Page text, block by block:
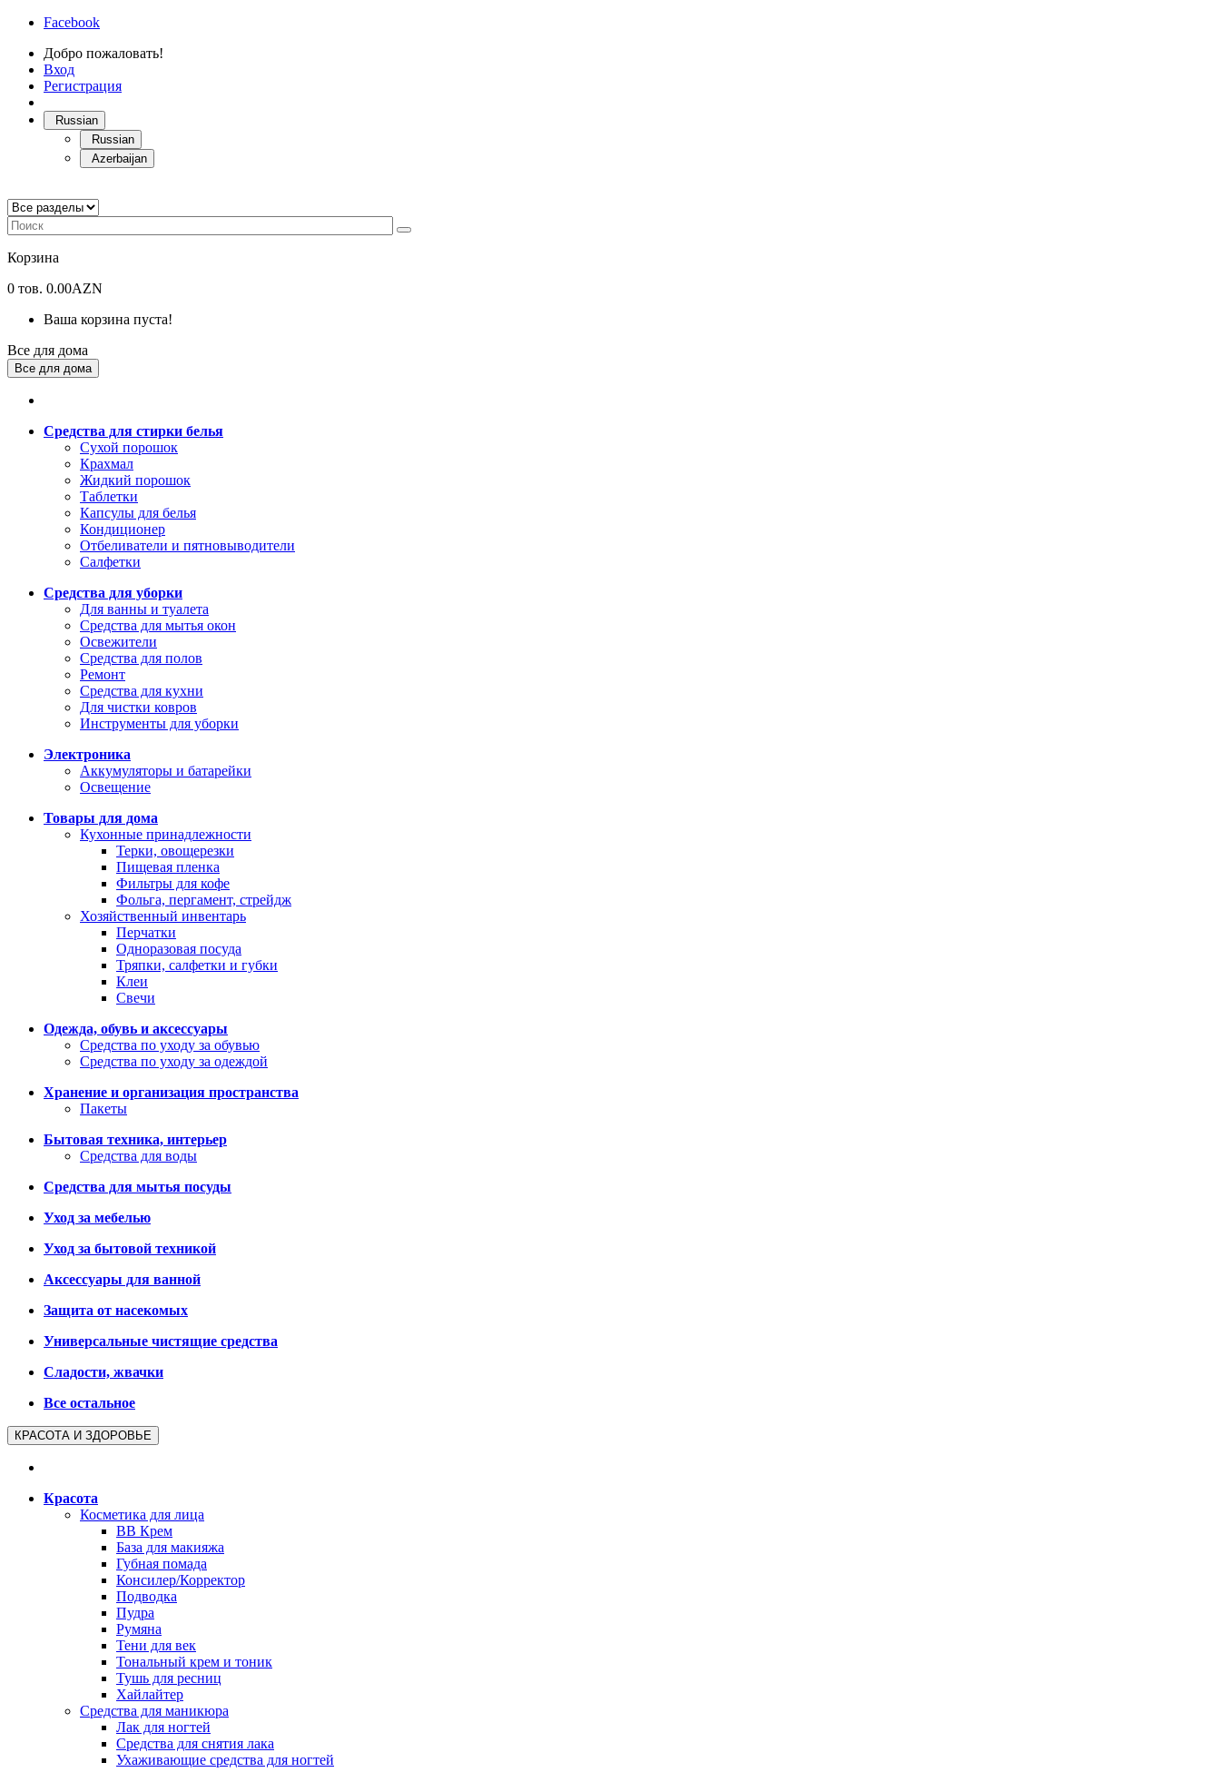
Facebook
Добро пожаловать!
Вход
Регистрация
Russian
Russian
Azerbaijan
Корзина
0 тов. 0.00AZN
Ваша корзина пуста!
Все для дома
Все для дома
Средства для стирки белья
Сухой порошок
Крахмал
Жидкий порошок
Таблетки
Капсулы для белья
Кондиционер
Отбеливатели и пятновыводители
Салфетки
Средства для уборки
Для ванны и туалета
Средства для мытья окон
Освежители
Средства для полов
Ремонт
Средства для кухни
Для чистки ковров
Инструменты для уборки
Электроника
Аккумуляторы и батарейки
Освещение
Товары для дома
Кухонные принадлежности
Терки, овощерезки
Пищевая пленка
Фильтры для кофе
Фольга, пергамент, стрейдж
Хозяйственный инвентарь
Перчатки
Одноразовая посуда
Тряпки, салфетки и губки
Клеи
Свечи
Одежда, обувь и аксессуары
Средства по уходу за обувью
Средства по уходу за одеждой
Хранение и организация пространства
Пакеты
Бытовая техника, интерьер
Средства для воды
Средства для мытья посуды
Уход за мебелью
Уход за бытовой техникой
Аксессуары для ванной
Защита от насекомых
Универсальные чистящие средства
Сладости, жвачки
Все остальное
КРАСОТА И ЗДОРОВЬЕ
Красота
Косметика для лица
BB Крем
База для макияжа
Губная помада
Консилер/Корректор
Подводка
Пудра
Румяна
Тени для век
Тональный крем и тоник
Тушь для ресниц
Хайлайтер
Средства для маникюра
Лак для ногтей
Средства для снятия лака
Ухаживающие средства для ногтей